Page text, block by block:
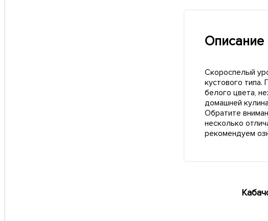
Описание
Скороспелый
кустового
белого цвета,
домашней
Обратите
несколько
рекомендуем